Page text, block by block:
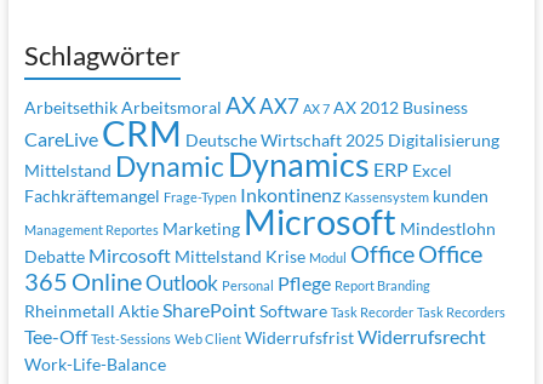
Schlagwörter
Arbeitsethik Arbeitsmoral AXAX7 AX 7 AX 2012 Business
CareLive CRM Deutsche Wirtschaft 2025 Digitalisierung
Mittelstand Dynamic Dynamics ERP Excel
Fachkräftemangel Frage-Typen Inkontinenz Kassensystem kunden
Management Reportes Marketing Microsoft Mindestlohn
Debatte Mircosoft Mittelstand Krise Modul OfficeOffice
365 OnlineOutlook Personal Pflege Report Branding
Rheinmetall Aktie SharePoint Software Task Recorder Task Recorders
Tee-Off Test-Sessions Web Client Widerrufsfrist Widerrufsrecht
Work-Life-Balance